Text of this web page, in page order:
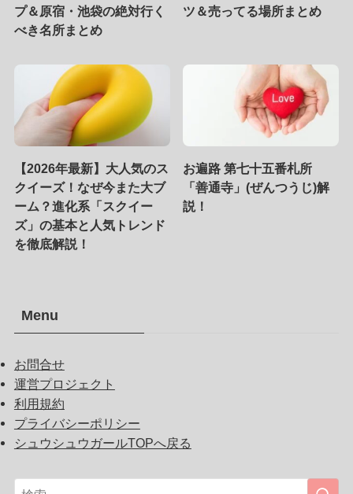
プ＆原宿・池袋の絶対行く
べき名所まとめ
ツ＆売ってる場所まとめ
【2026年最新】大人気のス
クイーズ！なぜ今また大ブ
ーム？進化系「スクイー
ズ」の基本と人気トレンド
を徹底解説！
お遍路 第七十五番札所
「善通寺」(ぜんつうじ)解
説！
Menu
お問合せ
運営プロジェクト
利用規約
プライバシーポリシー
シュウシュウガールTOPへ戻る